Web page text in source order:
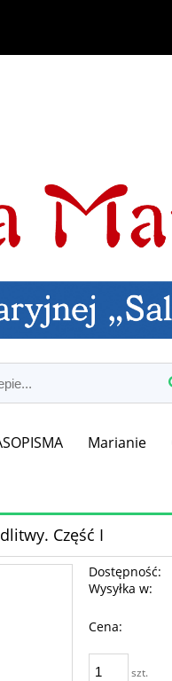
Marianie
Część I
Dostępność:
Wysyłka w:
Cena:
szt.